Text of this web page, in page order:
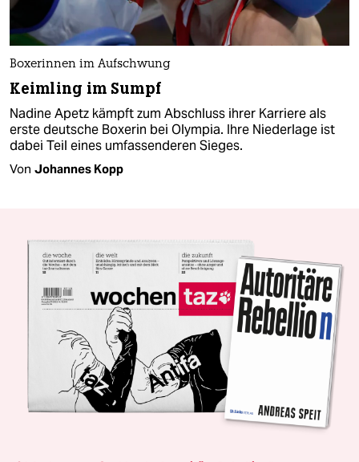
Boxerinnen im Aufschwung
Keimling im Sumpf
Nadine Apetz kämpft zum Abschluss ihrer Karriere als
erste deutsche Boxerin bei Olympia. Ihre Niederlage ist
dabei Teil eines umfassenderen Sieges.
Von Johannes Kopp